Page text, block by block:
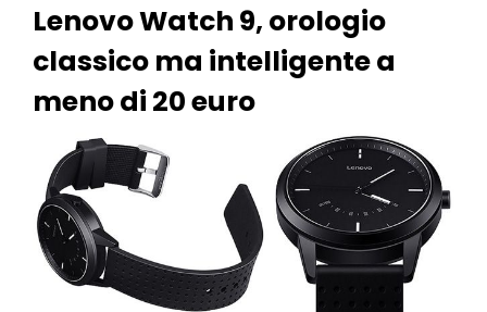
Lenovo Watch 9, orologio
classico ma intelligente a
meno di 20 euro